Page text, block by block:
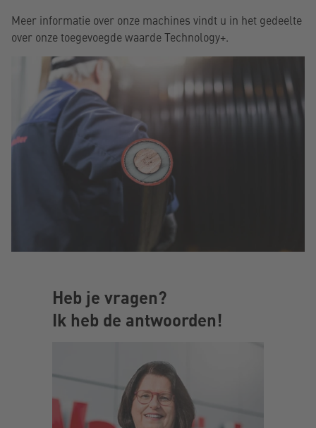
Meer informatie over onze machines vindt u in het gedeelte
over onze toegevoegde waarde Technology+.
Heb je vragen?
Ik heb de antwoorden!